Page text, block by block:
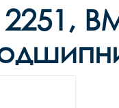
2251,